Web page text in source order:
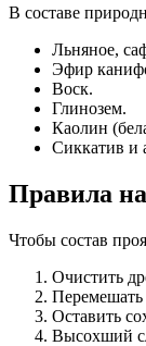
В составе
Льняное,
Эфир
Воск.
Глинозем.
Каолин
Сиккатив и
Правила
Чтобы состав
Очистить
Перемешать
Оставить
Высохший